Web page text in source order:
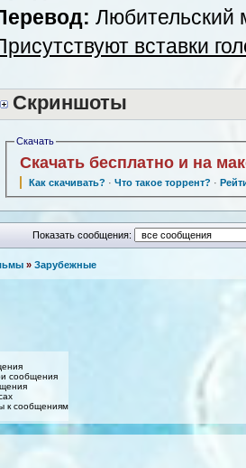
Любительский
вставки
Скриншоты
Скачать
Скачать бесплатно и на
Как скачивать? · Что такое торрент? ·
Показать сообщения:
» Зарубежные
сообщения
к сообщениям